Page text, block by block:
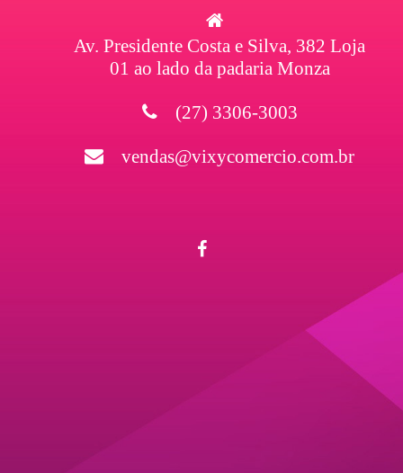
Av. Presidente Costa e Silva, 382 Loja
01 ao lado da padaria Monza
(27) 3306-3003
vendas@vixycomercio.com.br